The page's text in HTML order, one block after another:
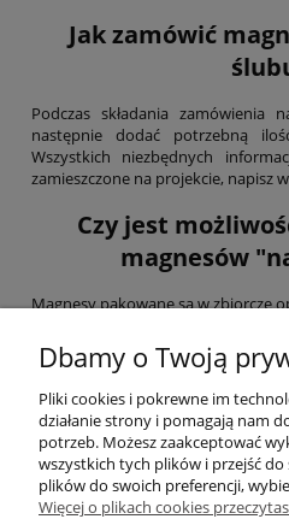
Jak zamówić
Podczas składania zamówienia
następnie dodać potrzebną
Wszystkich niezbędnych
zamieszczone na projekcie, napisz
Czy jest
magnesów
Magnesy pakowane są w zbiorcze
dodać
woreczki celofanowe
Jak szybko
Magnesy produkujemy w
pamiętać aby potwierdzić wysłaną
Dbamy o Twoją
Pliki cookies i pokrewne im
działanie strony i pomagają nam
potrzeb. Możesz zaakceptować
wszystkich tych plików i przejść
plików do swoich preferencji,
Więcej o plikach cookies